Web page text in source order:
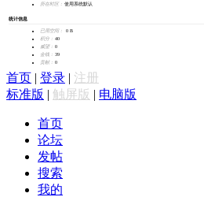
所在时区： 使用系统默认
统计信息
已用空间：
0 B
积分： 40
威望： 0
金钱： 39
贡献： 0
首页 | 登录 | 注册
标准版 | 触屏版 | 电脑版
首页
论坛
发帖
搜索
我的